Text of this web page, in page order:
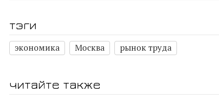
тэги
экономика Москва рынок труда
читайте также